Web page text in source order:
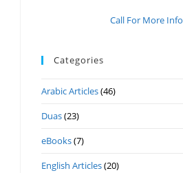
Call For More Info
Categories
Arabic Articles(46)
Duas(23)
eBooks(7)
English Articles(20)